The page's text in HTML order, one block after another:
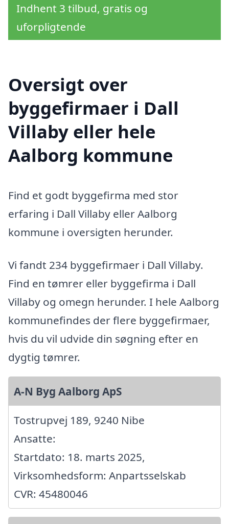
Indhent 3 tilbud, gratis og
uforpligtende
Oversigt over
byggefirmaer i Dall
Villaby eller hele
Aalborg kommune
Find et godt byggefirma med stor
erfaring i Dall Villaby eller Aalborg
kommune i oversigten herunder.
Vi fandt 234 byggefirmaer i Dall Villaby.
Find en tømrer eller byggefirma i Dall
Villaby og omegn herunder. I hele Aalborg
kommunefindes der flere byggefirmaer,
hvis du vil udvide din søgning efter en
dygtig tømrer.
A-N Byg Aalborg ApS
Tostrupvej 189, 9240 Nibe
Ansatte:
Startdato: 18. marts 2025,
Virksomhedsform: Anpartsselskab
CVR: 45480046